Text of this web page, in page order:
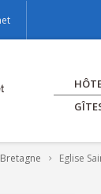
Bretagne Eglise